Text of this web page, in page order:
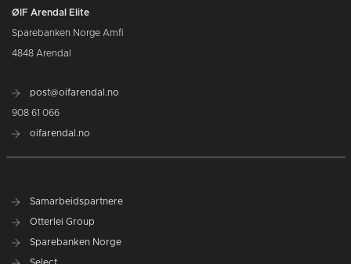
ØIF Arendal Elite
Sparebanken Norge Amfi
4848 Arendal
post@oifarendal.no
908 61 066
oifarendal.no
Samarbeidspartnere
Otterlei Group
Sparebanken Norge